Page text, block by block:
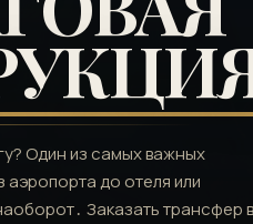
Один из самых важных
аэропорта до отеля или
Заказать трансфер в